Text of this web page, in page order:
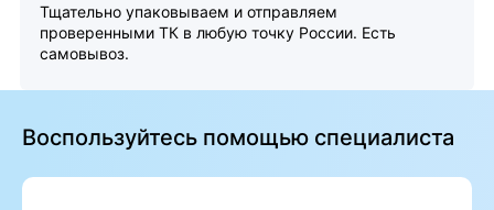
Тщательно упаковываем и отправляем
проверенными ТК в любую точку России. Есть
самовывоз.
Воспользуйтесь помощью специалиста